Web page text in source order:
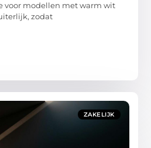
voor modellen met warm wit
zodat
ZAKELIJK